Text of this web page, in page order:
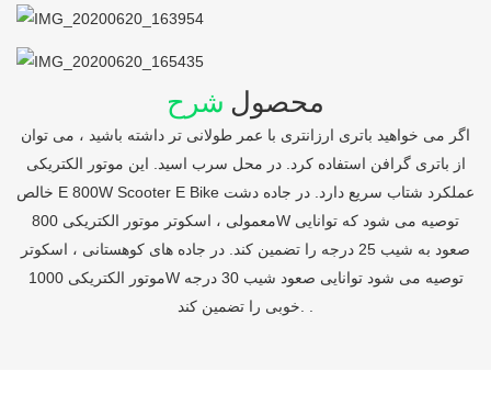
محصول شرح
اگر می خواهید باتری ارزانتری با عمر طولانی تر داشته باشید ، می توان
از باتری گرافن استفاده کرد. در محل سرب اسید. این موتور الکتریکی
خالص E 800W Scooter E Bike عملکرد شتاب سریع دارد. در جاده دشت
معمولی ، اسکوتر موتور الکتریکی 800W توصیه می شود که توانایی
صعود به شیب 25 درجه را تضمین کند. در جاده های کوهستانی ، اسکوتر
موتور الکتریکی 1000W توصیه می شود توانایی صعود شیب 30 درجه
خوبی را تضمین کند. .